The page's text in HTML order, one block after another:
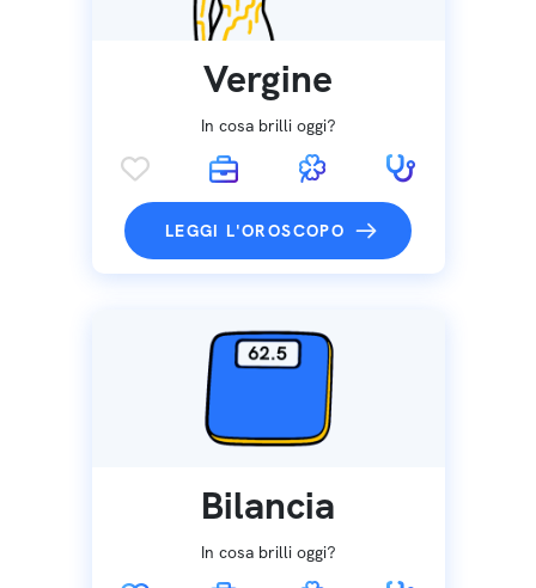
Vergine
In cosa brilli oggi?
LEGGI L'OROSCOPO
Bilancia
In cosa brilli oggi?